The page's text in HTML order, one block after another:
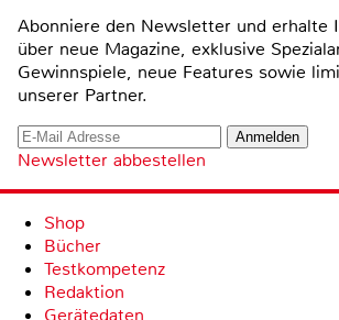
Abonniere den Newsletter und erhalte
über neue Magazine, exklusive
Gewinnspiele, neue Features sowie
unserer Partner.
Newsletter abbestellen
Shop
Bücher
Testkompetenz
Redaktion
Gerätedaten